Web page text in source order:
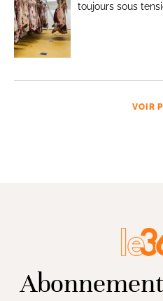
toujours sous
VOIR